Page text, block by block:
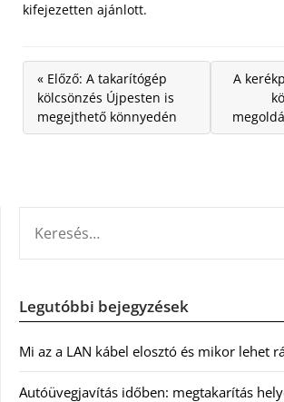
kifejezetten ajánlott.
« Előző: A takarítógép
kölcsönzés Újpesten is
megejthető könnyedén
A
Legutóbbi bejegyzések
Mi az a LAN kábel elosztó és mikor lehet
Autóüvegjavítás időben: megtakarítás